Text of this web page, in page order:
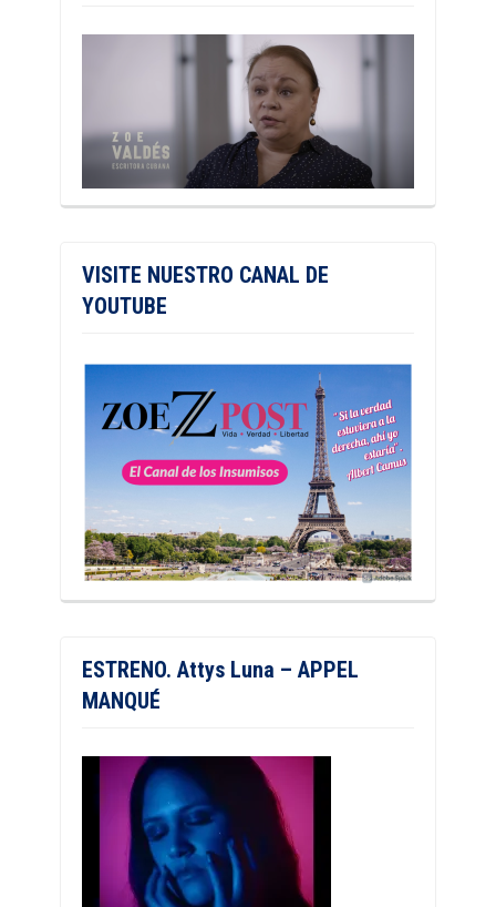
VISITE NUESTRO CANAL DE
YOUTUBE
ESTRENO. Attys Luna – APPEL
MANQUÉ